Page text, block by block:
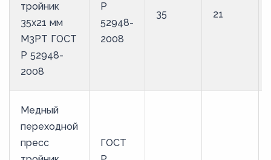
тройник
35х21 мм
М3РТ ГОСТ
Р 52948-
2008
Р
52948-
2008
35 21
Медный
переходной
пресс
ГОСТ